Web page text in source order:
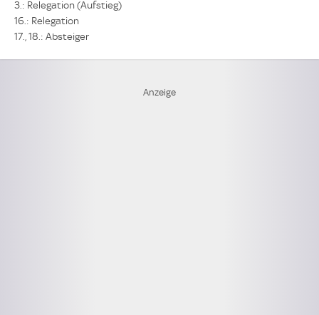
3.: Relegation (Aufstieg)
16.: Relegation
17., 18.: Absteiger